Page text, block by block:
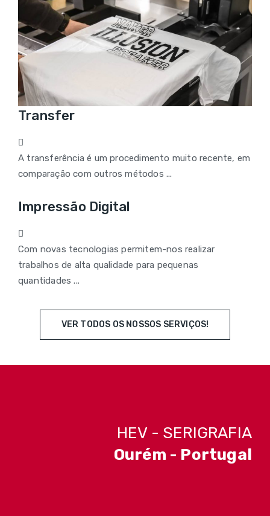
Transfer
A transferência é um procedimento muito recente, em
comparação com outros métodos ...
Impressão Digital
Com novas tecnologias permitem-nos realizar
trabalhos de alta qualidade para pequenas
quantidades ...
VER TODOS OS NOSSOS SERVIÇOS!
HEV - SERIGRAFIA
Ourém - Portugal